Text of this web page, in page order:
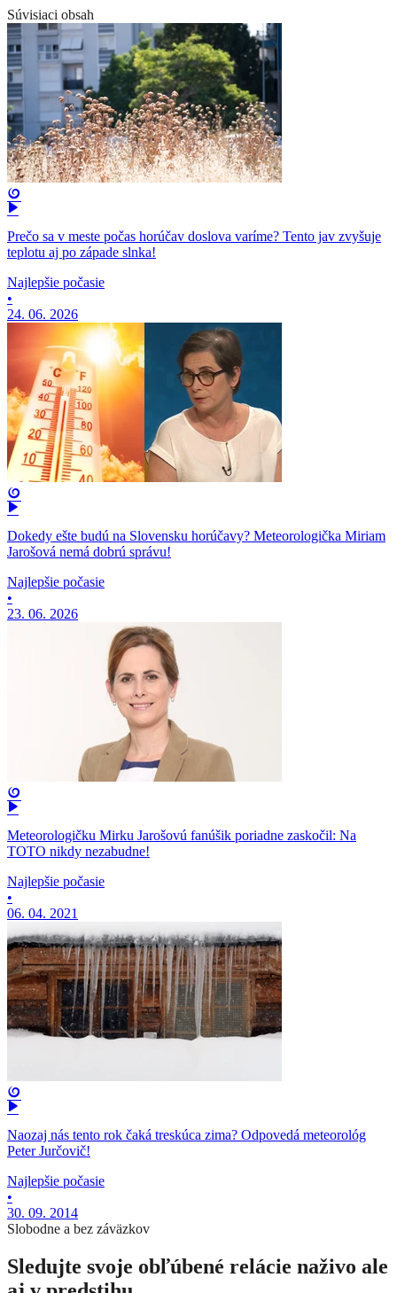
Súvisiaci obsah
Prečo sa v meste počas horúčav doslova varíme? Tento jav zvyšuje
teplotu aj po západe slnka!
Najlepšie počasie
•
24. 06. 2026
Dokedy ešte budú na Slovensku horúčavy? Meteorologička Miriam
Jarošová nemá dobrú správu!
Najlepšie počasie
•
23. 06. 2026
Meteorologičku Mirku Jarošovú fanúšik poriadne zaskočil: Na
TOTO nikdy nezabudne!
Najlepšie počasie
•
06. 04. 2021
Naozaj nás tento rok čaká treskúca zima? Odpovedá meteorológ
Peter Jurčovič!
Najlepšie počasie
•
30. 09. 2014
Slobodne a bez záväzkov
Sledujte svoje obľúbené relácie naživo ale